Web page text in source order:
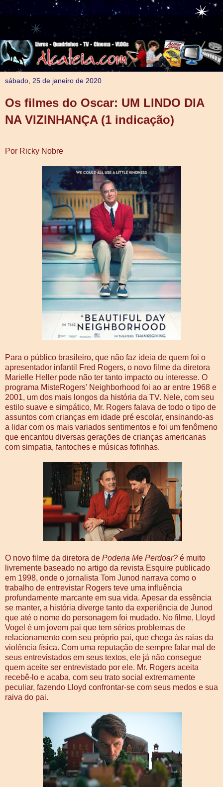
sábado, 25 de janeiro de 2020
Os filmes do Oscar: UM LINDO DIA
NA VIZINHANÇA (1 indicação)
Por Ricky Nobre
Para o público brasileiro, que não faz ideia de quem foi o
apresentador infantil Fred Rogers, o novo filme da diretora
Marielle Heller pode não ter tanto impacto ou interesse. O
programa MisteRogers' Neighborhood foi ao ar entre 1968 e
2001, um dos mais longos da história da TV. Nele, com seu
estilo suave e simpático, Mr. Rogers falava de todo o tipo de
assuntos com crianças em idade pré escolar, ensinando-as
a lidar com os mais variados sentimentos e foi um fenômeno
que encantou diversas gerações de crianças americanas
com simpatia, fantoches e músicas fofinhas.
O novo filme da diretora de Poderia Me Perdoar? é muito
livremente baseado no artigo da revista Esquire publicado
em 1998, onde o jornalista Tom Junod narrava como o
trabalho de entrevistar Rogers teve uma influência
profundamente marcante em sua vida. Apesar da essência
se manter, a história diverge tanto da experiência de Junod
que até o nome do personagem foi mudado. No filme, Lloyd
Vogel é um jovem pai que tem sérios problemas de
relacionamento com seu próprio pai, que chega às raias da
violência física. Com uma reputação de sempre falar mal de
seus entrevistados em seus textos, ele já não consegue
quem aceite ser entrevistado por ele. Mr. Rogers aceita
recebê-lo e acaba, com seu trato social extremamente
peculiar, fazendo Lloyd confrontar-se com seus medos e sua
raiva do pai.